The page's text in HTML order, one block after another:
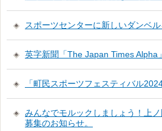
スポーツセンターに新しいダンベル
英字新聞「The Japan Times Alpha」
「町民スポーツフェスティバル
みんなでモルックしましょう！上
募集のお知らせ。